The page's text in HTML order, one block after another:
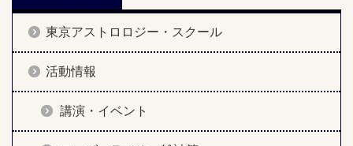
東京アストロロジー・スクール
活動情報
講演・イベント